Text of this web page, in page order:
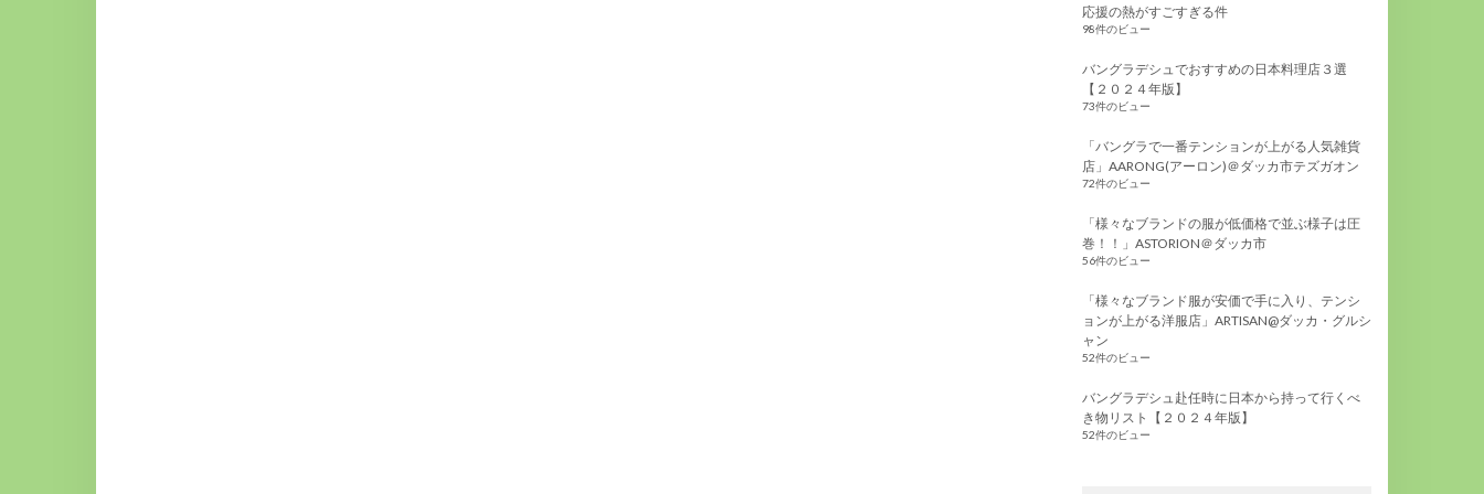
応援の熱がすごすぎる件
98件のビュー
バングラデシュでおすすめの日本料理店３選
【２０２４年版】
73件のビュー
「バングラで一番テンションが上がる人気雑貨
店」AARONG(アーロン)＠ダッカ市テズガオン
72件のビュー
「様々なブランドの服が低価格で並ぶ様子は圧
巻！！」ASTORION＠ダッカ市
56件のビュー
「様々なブランド服が安価で手に入り、テンシ
ョンが上がる洋服店」ARTISAN@ダッカ・グルシ
ャン
52件のビュー
バングラデシュ赴任時に日本から持って行くべ
き物リスト【２０２４年版】
52件のビュー